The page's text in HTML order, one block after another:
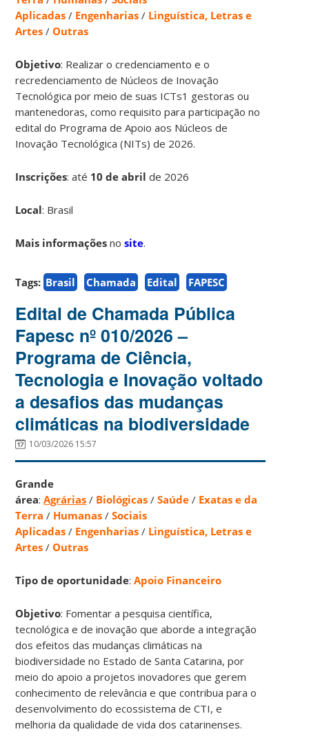
Aplicadas / Engenharias / Linguística, Letras e
Artes /Outras
Objetivo: Realizar o credenciamento e o
recredenciamento de Núcleos de Inovação
Tecnológica por meio de suas ICTs1 gestoras ou
mantenedoras, como requisito para participação no
edital do Programa de Apoio aos Núcleos de
Inovação Tecnológica (NITs) de 2026.
Inscrições: até 10 de abrilde 2026
Local: Brasil
Mais informações nosite.
Tags: Brasil Chamada Edital FAPESC
Edital de Chamada Pública
Fapesc nº 010/2026 –
Programa de Ciência,
Tecnologia e Inovação voltado
a desafios das mudanças
climáticas na biodiversidade
10/03/2026 15:57
Grande
área:Agrárias / Biológicas /Saúde / Exatas e da
Terra / Humanas /Sociais
Aplicadas / Engenharias / Linguística, Letras e
Artes /Outras
Tipo de oportunidade:Apoio Financeiro
Objetivo: Fomentar a pesquisa científica,
tecnológica e de inovação que aborde a integração
dos efeitos das mudanças climáticas na
biodiversidade no Estado de Santa Catarina, por
meio do apoio a projetos inovadores que gerem
conhecimento de relevância e que contribua para o
desenvolvimento do ecossistema de CTI, e
melhoria da qualidade de vida dos catarinenses.